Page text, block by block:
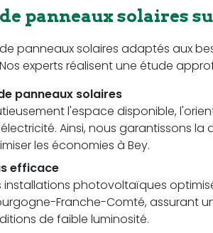
panneaux solaires
panneaux solaires adaptés aux
experts réalisent une étude
panneaux solaires
l'espace disponible,
Ainsi, nous garantissons
les économies à Bey.
efficace
photovoltaïques
Franche-Comté, assurant
de faible luminosité.